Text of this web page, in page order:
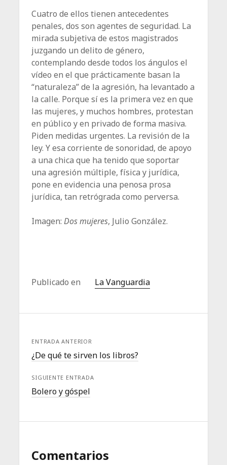
Cuatro de ellos tienen antecedentes
penales, dos son agentes de seguridad. La
mirada subjetiva de estos magis­trados
juzgando un delito de género,
contemplando desde todos los ángulos el
vídeo en el que prácticamente basan la
“naturaleza” de la agresión, ha levantado a
la calle. Porque sí es la primera vez en que
las mujeres, y muchos hombres, protestan
en público y en privado de forma masiva.
Piden medidas urgentes. La revisión de la
ley. Y esa corriente de sonoridad, de apoyo
a una chica que ha tenido que soportar
una agresión múltiple, física y jurídica,
pone en evidencia una ­penosa prosa
jurídica, tan retrógrada ­como perversa.
Imagen:Dos mujeres, Julio González.
Publicado en La Vanguardia
ENTRADA ANTERIOR
¿De qué te sirven los libros?
SIGUIENTE ENTRADA
Bolero y góspel
Comentarios